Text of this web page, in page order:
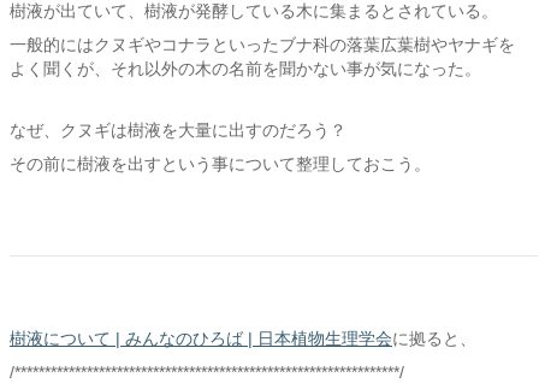
樹液が出ていて、樹液が発酵している木に集まるとされている。
一般的にはクヌギやコナラといったブナ科の落葉広葉樹やヤナギを
よく聞くが、それ以外の木の名前を聞かない事が気になった。
なぜ、クヌギは樹液を大量に出すのだろう？
その前に樹液を出すという事について整理しておこう。
樹液について | みんなのひろば | 日本植物生理学会に拠ると、
/****************************************************************/